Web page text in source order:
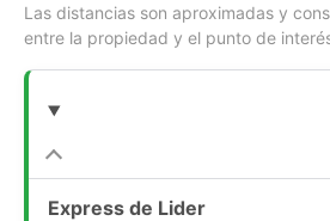
Las distancias son aproximadas y
entre la propiedad y el punto de
Express de Lider